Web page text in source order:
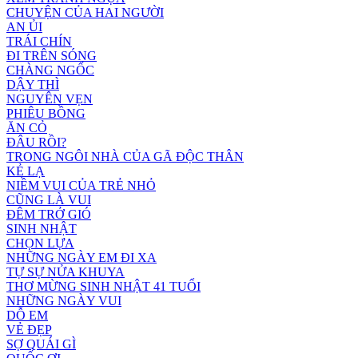
CHUYỆN CỦA HAI NGƯỜI
AN ỦI
TRÁI CHÍN
ĐI TRÊN SÓNG
CHÀNG NGỐC
DẬY THÌ
NGUYÊN VẸN
PHIÊU BỒNG
ĂN CỎ
ĐÂU RỒI?
TRONG NGÔI NHÀ CỦA GÃ ĐỘC THÂN
KẺ LẠ
NIỀM VUI CỦA TRẺ NHỎ
CŨNG LÀ VUI
ĐÊM TRỞ GIÓ
SINH NHẬT
CHỌN LỰA
NHỮNG NGÀY EM ĐI XA
TỰ SỰ NỬA KHUYA
THƠ MỪNG SINH NHẬT 41 TUỔI
NHỮNG NGÀY VUI
DỖ EM
VẺ ĐẸP
SỢ QUÁI GÌ